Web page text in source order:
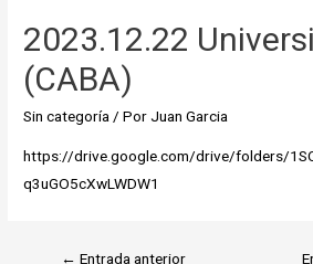
2023.12.22
(CABA)
Sin categoría/ PorJuan Garcia
https://drive.google.com/drive/folders/
q3uGO5cXwLWDW1
← Entrada anterior